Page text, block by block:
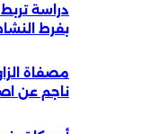
دراسة تربط
بفرط
مصفاة
ناجم عن